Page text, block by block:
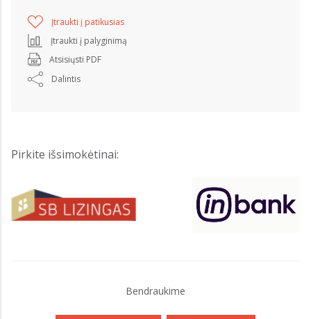
Įtraukti į patikusias
Įtraukti į palyginimą
Atsisiųsti PDF
Dalintis
Pirkite išsimokėtinai:
Bendraukime